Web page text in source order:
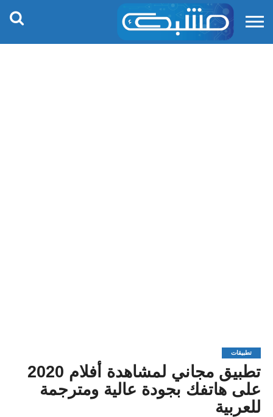
تطبيقات
تطبيق مجاني لمشاهدة أفلام 2020
على هاتفك بجودة عالية ومترجمة
للعربية